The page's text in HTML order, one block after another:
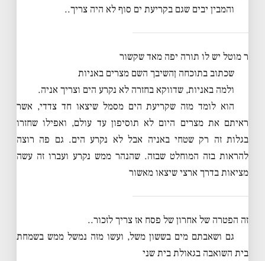
והמבין יבים שגם בקריעת ים סוף לא היה צריך..
ר מוטל יש לו תורה יפה מאד שקשור
שכתוב בתוכחה ןהשיבך השם מצרים באניות
ולמה באניות, שדווקא בחזרה לא נקרע הים וצריך אניה.
הוא לומד מזה שקריעת הים מסמל שיצאו חד צדדי, אשר
ראיתם את מצרים היום לא תוסיפון עד עולם, ואפילו שחזרו
בגלות זה רק שטחי באניה אבל לא נקרע הים. גם פה רוצה
להראות בזה המוחלט שבזה. שהנהר ממש נקרע ועברו זה עשה
מציאות בדרך ארצי שיצאו מאשור
זה הפטרה של אחרון של פסח אז צריך לזכור..
גם ושאבתם מים בששון משל, ועשו מזה נמשל ממש בשמחת
בית השואבה בגאולת בית שני